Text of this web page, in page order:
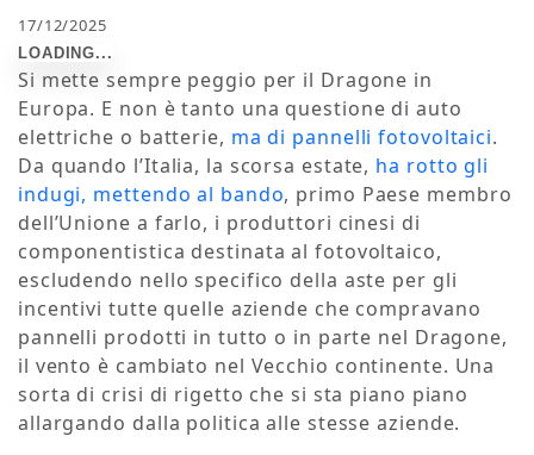
17/12/2025
Si mette sempre peggio per il Dragone in
Europa. E non è tanto una questione di auto
elettriche o batterie, ma di pannelli fotovoltaici.
Da quando l’Italia, la scorsa estate, ha rotto gli
indugi, mettendo al bando, primo Paese membro
dell’Unione a farlo, i produttori cinesi di
componentistica destinata al fotovoltaico,
escludendo nello specifico della aste per gli
incentivi tutte quelle aziende che compravano
pannelli prodotti in tutto o in parte nel Dragone,
il vento è cambiato nel Vecchio continente. Una
sorta di crisi di rigetto che si sta piano piano
allargando dalla politica alle stesse aziende.